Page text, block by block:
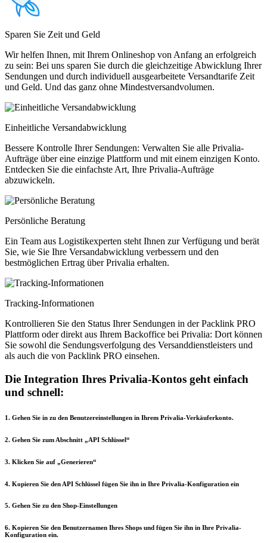
Sparen Sie Zeit und Geld
Wir helfen Ihnen, mit Ihrem Onlineshop von Anfang an erfolgreich
zu sein: Bei uns sparen Sie durch die gleichzeitige Abwicklung Ihrer
Sendungen und durch individuell ausgearbeitete Versandtarife Zeit
und Geld. Und das ganz ohne Mindestversandvolumen.
Einheitliche Versandabwicklung
Bessere Kontrolle Ihrer Sendungen: Verwalten Sie alle Privalia-
Aufträge über eine einzige Plattform und mit einem einzigen Konto.
Entdecken Sie die einfachste Art, Ihre Privalia-Aufträge
abzuwickeln.
Persönliche Beratung
Ein Team aus Logistikexperten steht Ihnen zur Verfügung und berät
Sie, wie Sie Ihre Versandabwicklung verbessern und den
bestmöglichen Ertrag über Privalia erhalten.
Tracking-Informationen
Kontrollieren Sie den Status Ihrer Sendungen in der Packlink PRO
Plattform oder direkt aus Ihrem Backoffice bei Privalia: Dort können
Sie sowohl die Sendungsverfolgung des Versanddienstleisters und
als auch die von Packlink PRO einsehen.
Die Integration Ihres Privalia-Kontos geht einfach
und schnell:
1. Gehen Sie in zu den Benutzereinstellungen in Ihrem Privalia-Verkäuferkonto.
2. Gehen Sie zum Abschnitt „API Schlüssel“
3. Klicken Sie auf „Generieren“
4. Kopieren Sie den API Schlüssel fügen Sie ihn in Ihre Privalia-Konfiguration ein
5. Gehen Sie zu den Shop-Einstellungen
6. Kopieren Sie den Benutzernamen Ihres Shops und fügen Sie ihn in Ihre Privalia-
Konfiguration ein.